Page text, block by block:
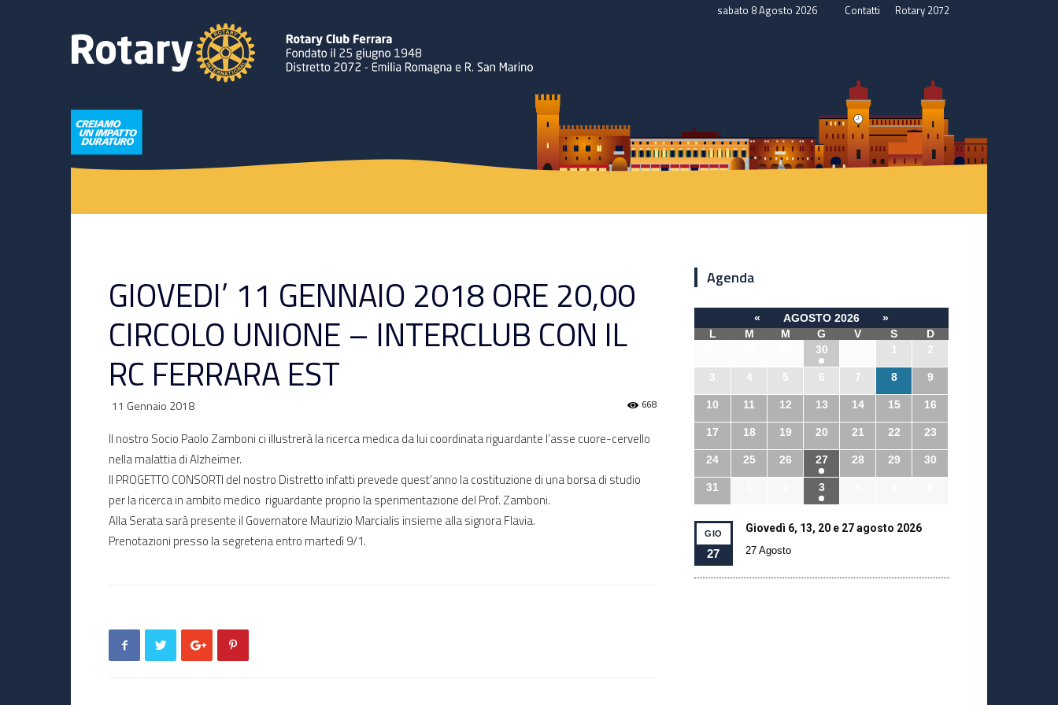
sabato 8 Agosto 2026 Contatti Rotary 2072
Ferrara
GIOVEDI’ 11 GENNAIO 2018 ORE 20,00
CIRCOLO UNIONE – INTERCLUB CON IL
RC FERRARA EST
11 Gennaio 2018 668
Il nostro Socio Paolo Zamboni ci illustrerà la ricerca medica da lui coordinata riguardante l’asse cuore-cervello
nella malattia di Alzheimer.
Il PROGETTO CONSORTI del nostro Distretto infatti prevede quest’anno la costituzione di una borsa di studio
per la ricerca in ambito medico riguardante proprio la sperimentazione del Prof. Zamboni.
Alla Serata sarà presente il Governatore Maurizio Marcialis insieme alla signora Flavia.
Prenotazioni presso la segreteria entro martedì 9/1.
Agenda
« AGOSTO 2026
»
L
M M G V S
D
30 1 2
3 4 5 6 7 8 9
10 11 12 13 14 15 16
17 18 19 20 21 22 23
24 25 26 27 28 29 30
31 3
GIO
27
Giovedì 6, 13, 20 e 27 agosto 2026
27 Agosto